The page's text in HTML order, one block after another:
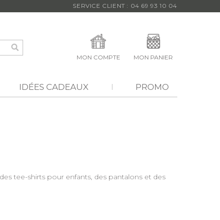
SERVICE CLIENT : 04 69 93 10 04
MON COMPTE MON PANIER
IDÉES CADEAUX PROMO
tee-shirts pour enfants, des pantalons et des